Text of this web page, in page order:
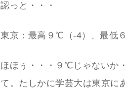
認っと・・・
東京：最高９℃（-4）、最
ほほぅ・・・９℃じゃないか
て。たしかに学芸大は東京に